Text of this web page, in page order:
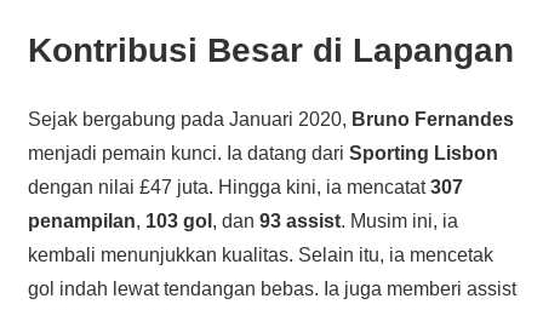
Kontribusi Besar di Lapangan
Sejak bergabung pada Januari 2020, Bruno Fernandes
menjadi pemain kunci. Ia datang dari Sporting Lisbon
dengan nilai £47 juta. Hingga kini, ia mencatat307
penampilan, 103 gol , dan 93 assist. Musim ini, ia
kembali menunjukkan kualitas. Selain itu, ia mencetak
gol indah lewat tendangan bebas. Ia juga memberi assist